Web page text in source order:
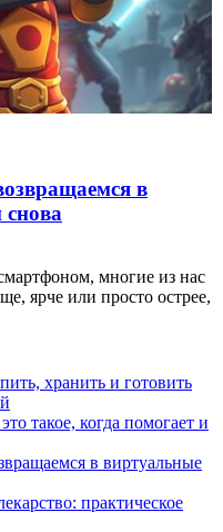
в
многие из нас
ярче или просто острее,
хранить и готовить
такое, когда помогает и
в виртуальные
практическое